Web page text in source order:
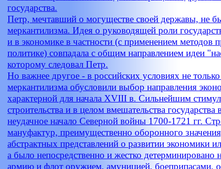
государства.
Петр, мечтавший о могуществе своей державы, не
меркантилизма. Идея о руководящей роли
и в экономике в частности (с применением методов
политике) совпадала с общим направлением идеи
которому следовал Петр.
Но важнее другое - в российских условиях не
меркантилизма обусловили выбор направления
характерной для начала XVIII в. Сильнейшим
строительства и в целом вмешательства
неудачное начало Северной войны 1700-1721 гг.
мануфактур, преимущественно оборонного
абстрактных представлений о развитии экономики
а было непосредственно и жестко детерминировано
армию и флот оружием, амуницией, боеприпасами,